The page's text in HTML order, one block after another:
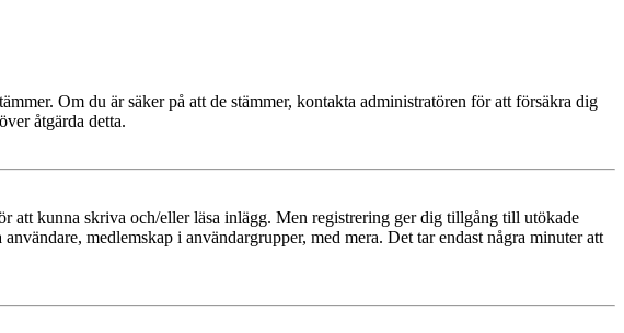
Om du är säker på att de stämmer, kontakta administratören för att försäkra dig
åtgärda detta.
att kunna skriva och/eller läsa inlägg. Men registrering ger dig tillgång till utökade
medlemskap i användargrupper, med mera. Det tar endast några minuter att